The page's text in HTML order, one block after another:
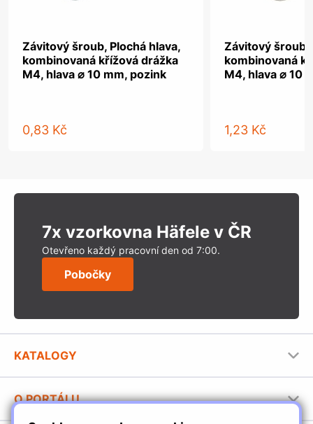
Závitový šroub, Plochá hlava,
kombinovaná křížová drážka
M4, hlava ⌀ 10 mm, pozink
0,83 Kč
Závitový šroub,
kombinovaná
M4, hlava ⌀ 10
1,23 Kč
7x vzorkovna Häfele v ČR
Otevřeno každý pracovní den od 7:00.
Pobočky
KATALOGY
Stavební katalog Häfele
O PORTÁLU